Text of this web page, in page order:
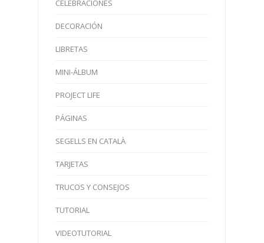
CELEBRACIONES
DECORACIÓN
LIBRETAS
MINI-ÁLBUM
PROJECT LIFE
PÁGINAS
SEGELLS EN CATALÀ
TARJETAS
TRUCOS Y CONSEJOS
TUTORIAL
VIDEOTUTORIAL